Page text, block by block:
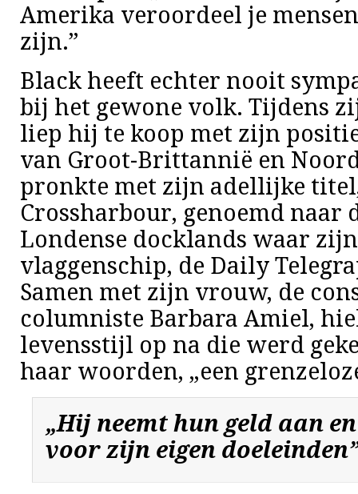
Amerika veroordeel je
zijn.”
Black heeft echter nooit
bij het gewone volk. Tijdens
liep hij te koop met zijn
van Groot-Brittannië en
pronkte met zijn adellijke
Crossharbour, genoemd naar
Londense docklands waar
vlaggenschip, de Daily
Samen met zijn vrouw, de
columniste Barbara Amiel,
levensstijl op na die werd
haar woorden, „een
„Hij neemt hun geld aan
voor zijn eigen